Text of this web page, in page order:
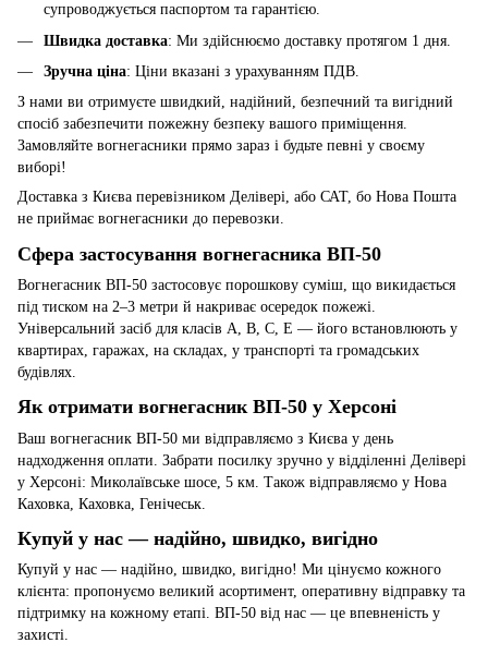
супроводжується паспортом та гарантією.
Швидка доставка: Ми здійснюємо доставку протягом 1 дня.
Зручна ціна: Ціни вказані з урахуванням ПДВ.
З нами ви отримуєте швидкий, надійний, безпечний та вигідний
спосіб забезпечити пожежну безпеку вашого приміщення.
Замовляйте вогнегасники прямо зараз і будьте певні у своєму
виборі!
Доставка з Києва перевізником Делівері, або САТ, бо Нова Пошта
не приймає вогнегасники до перевозки.
Сфера застосування вогнегасника ВП-50
Вогнегасник ВП-50 застосовує порошкову суміш, що викидається
під тиском на 2–3 метри й накриває осередок пожежі.
Універсальний засіб для класів A, B, C, E — його встановлюють у
квартирах, гаражах, на складах, у транспорті та громадських
будівлях.
Як отримати вогнегасник ВП-50 у Херсоні
Ваш вогнегасник ВП-50 ми відправляємо з Києва у день
надходження оплати. Забрати посилку зручно у відділенні Делівері
у Херсоні: Миколаївське шосе, 5 км. Також відправляємо у Нова
Каховка, Каховка, Генічеськ.
Купуй у нас — надійно, швидко, вигідно
Купуй у нас — надійно, швидко, вигідно! Ми цінуємо кожного
клієнта: пропонуємо великий асортимент, оперативну відправку та
підтримку на кожному етапі. ВП-50 від нас — це впевненість у
захисті.